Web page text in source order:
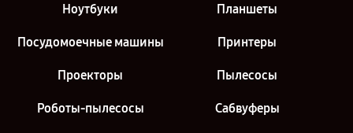
Ноутбуки Планшеты
Посудомоечные машины Принтеры
Проекторы Пылесосы
Роботы-пылесосы Сабвуферы